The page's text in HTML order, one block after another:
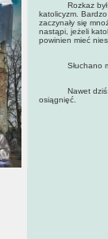
Rozkaz był
katolicyzm.
zaczynały się
nastąpi, jeżeli
powinien mieć
Słuchano mnie
Nawet dziś
osiągnięć.